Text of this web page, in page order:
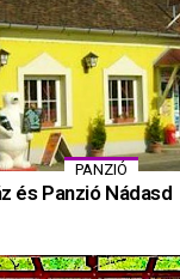
PANZIÓ
és Panzió Nádasd